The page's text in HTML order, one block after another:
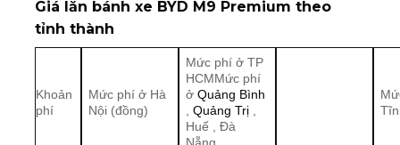
Giá lăn bánh xe BYD M9 Premium theo
tỉnh thành
Khoản
phí
Mức phí ở Hà
Nội (đồng)
Mức phí ở TP
HCMMức phí
ởQuảng Bình
,Quảng Trị ,
Huế , Đà